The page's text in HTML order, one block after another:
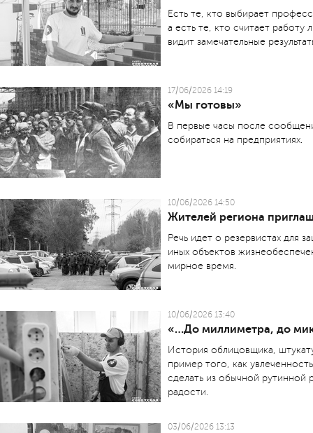
Есть те, кто выбирает
а есть те, кто считает
видит замечательные
17/06/2026 14:19
«Мы готовы»
В первые часы после
собираться на предприятиях.
10/06/2026 14:50
Жителей региона
Речь идет о резервистах для
иных объектов
мирное время.
10/06/2026 13:40
«…До миллиметра, до
История облицовщика,
пример того, как
сделать из обычной рутинной
радости.
03/06/2026 13:13